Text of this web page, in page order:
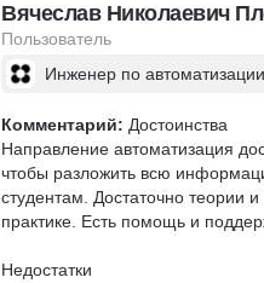
спасибо команде Нетологии за
Вячеслав Николаевич
Пользователь
Инженер по автоматизации
Комментарий: Достоинства
Направление автоматизация
чтобы разложить всю
студентам. Достаточно теории
практике. Есть помощь и
Недостатки